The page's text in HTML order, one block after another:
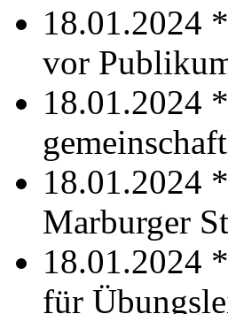
18.01.2024 *
vor
18.01.2024 *
18.01.2024 *
Marburger
18.01.2024 *
für